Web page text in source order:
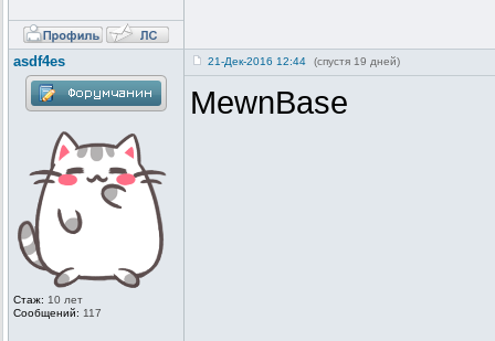
asdf4es
Стаж: 10 лет
Сообщений: 117
21-Дек-2016 12:44 (спустя 19 дней)
MewnBase